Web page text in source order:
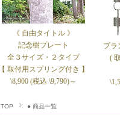
《 自由タイトル 》
記念樹プレート
全３サイズ・２タイプ
【 取付用スプリング付き 】
\8,900 (税込 \9,790)～
プラ
(
TOP ● 商品一覧